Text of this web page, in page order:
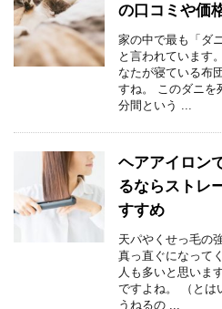
の口コミや価
家の中で最も「ダ
と言われています
なたが寝ている布
すね。 このダニを
分間という ...
ヘアアイロン
るならストレ
すすめ
天パやくせっ毛の
真っ直ぐになって
人も多いと思いま
ですよね。 （とは
うねるの ...